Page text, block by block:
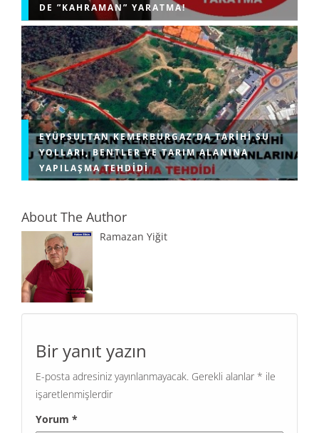
DE ”KAHRAMAN” YARATMA!
EYÜPSULTAN KEMERBURGAZ’DA TARIHI SU
YOLLARI, BENTLER VE TARIM ALANINA
YAPILAŞMA TEHDIDI
About The Author
Ramazan Yiğit
Bir yanıt yazın
E-posta adresiniz yayınlanmayacak. Gerekli alanlar * ile
işaretlenmişlerdir
Yorum *